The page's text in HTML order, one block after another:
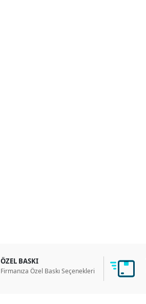
ÖZEL BASKI
Firmanıza Özel Baskı Seçenekleri